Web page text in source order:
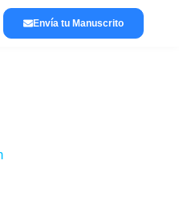
Envía tu Manuscrito